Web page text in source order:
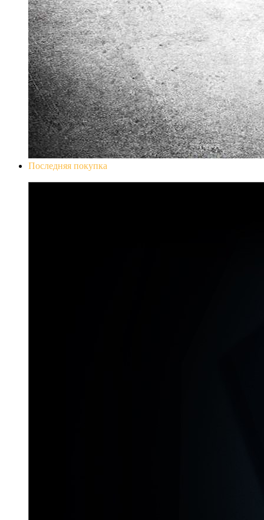
Последняя покупка